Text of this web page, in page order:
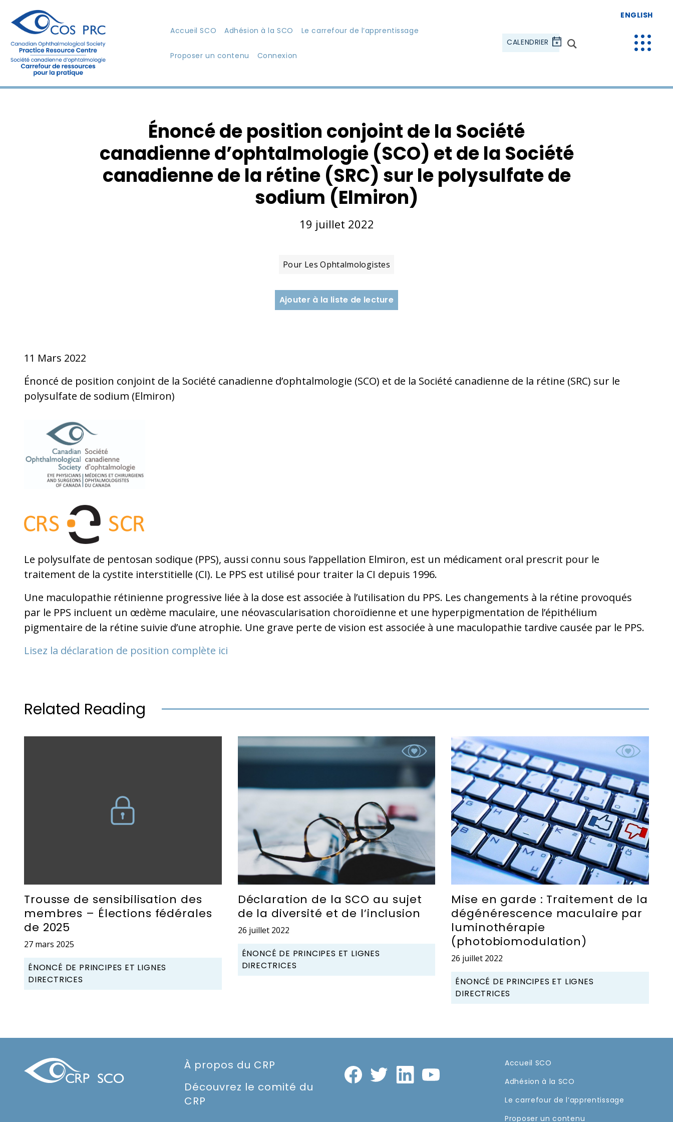
Accueil SCO Adhésion à la SCO Le carrefour de l’apprentissage
Proposer un contenu Connexion
CALENDRIER
ENGLISH
Énoncé de position conjoint de la Société
canadienne d’ophtalmologie (SCO) et de la Société
canadienne de la rétine (SRC) sur le polysulfate de
sodium (Elmiron)
19 juillet 2022
Pour Les Ophtalmologistes
Ajouter à la liste de lecture
11 Mars 2022
Énoncé de position conjoint de la Société canadienne d’ophtalmologie (SCO) et de la Société canadienne de la rétine (SRC) sur le
polysulfate de sodium (Elmiron)
Le polysulfate de pentosan sodique (PPS), aussi connu sous l’appellation Elmiron, est un médicament oral prescrit pour le
traitement de la cystite interstitielle (CI). Le PPS est utilisé pour traiter la CI depuis 1996.
Une maculopathie rétinienne progressive liée à la dose est associée à l’utilisation du PPS. Les changements à la rétine provoqués
par le PPS incluent un œdème maculaire, une néovascularisation choroïdienne et une hyperpigmentation de l’épithélium
pigmentaire de la rétine suivie d’une atrophie. Une grave perte de vision est associée à une maculopathie tardive causée par le PPS.
Lisez la déclaration de position complète ici
Related Reading
Trousse de sensibilisation des
membres – Élections fédérales
de 2025
27 mars 2025
ÉNONCÉ DE PRINCIPES ET LIGNES
DIRECTRICES
Déclaration de la SCO au sujet
de la diversité et de l’inclusion
26 juillet 2022
ÉNONCÉ DE PRINCIPES ET LIGNES
DIRECTRICES
Mise en garde : Traitement de la
dégénérescence maculaire par
luminothérapie
(photobiomodulation)
26 juillet 2022
ÉNONCÉ DE PRINCIPES ET LIGNES
DIRECTRICES
À propos du CRP
Découvrez le comité du
CRP
Accueil SCO
Adhésion à la SCO
Le carrefour de l’apprentissage
Proposer un contenu